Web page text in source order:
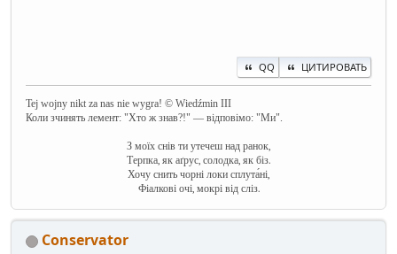
QQ ЦИТИРОВАТЬ
Tej wojny nikt za nas nie wygra! © Wiedźmin III
Коли зчинять лемент: "Хто ж знав?!" — відповімо: "Ми".
З моїх снів ти утечеш над ранок,
Терпка, як аґрус, солодка, як біз.
Хочу снить чорні локи сплута́ні,
Фіалкові очі, мокрі від сліз.
Conservator